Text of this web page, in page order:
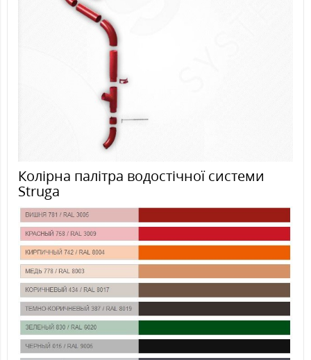
Колірна палітра водостічної системи
Struga